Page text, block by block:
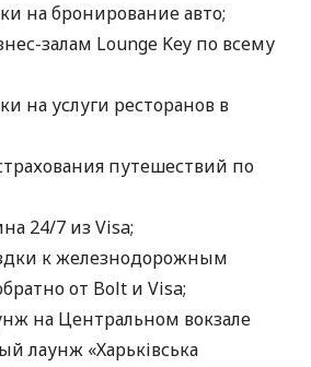
на бронирование авто;
залам Lounge Key по всему
на услуги ресторанов в
путешествий по
24/7 из Visa;
к железнодорожным
от Bolt и Visa;
на Центральном вокзале
лаунж «Харьківська